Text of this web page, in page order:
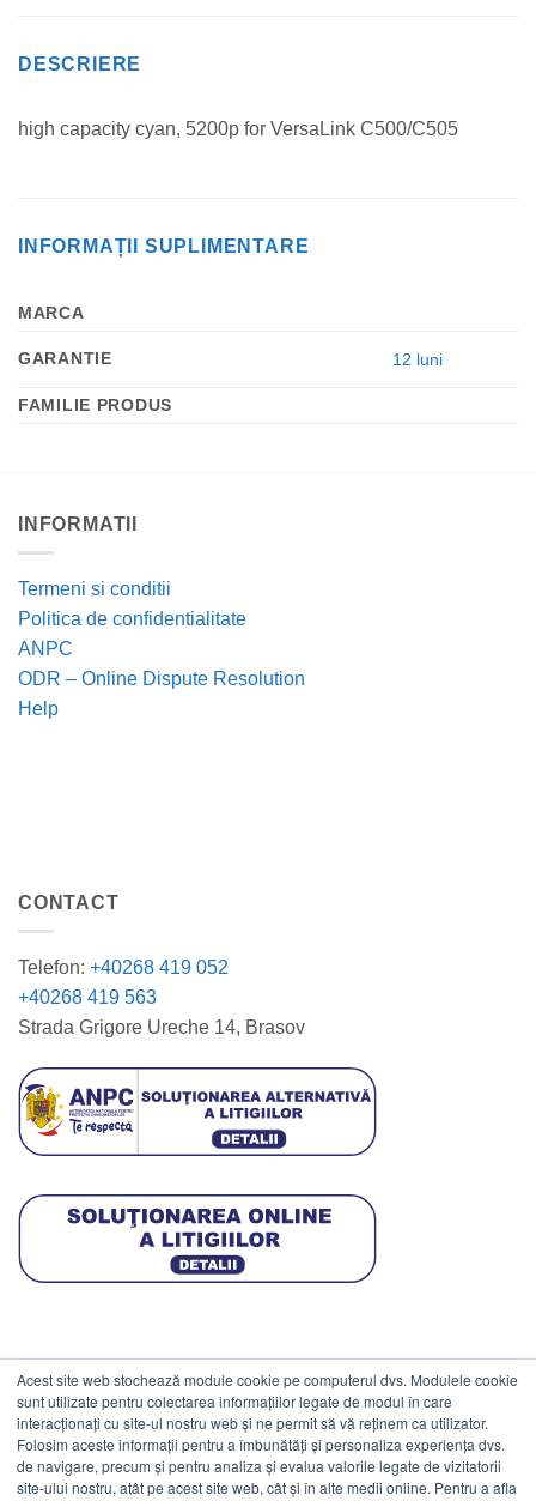
Acest site web stochează module cookie pe computerul dvs. Modulele cookie
sunt utilizate pentru colectarea informațiilor legate de modul în care
interacționați cu site-ul nostru web și ne permit să vă reținem ca utilizator.
Folosim aceste informații pentru a îmbunătăți și personaliza experiența dvs.
de navigare, precum și pentru analiza și evalua valorile legate de vizitatorii
site-ului nostru, atât pe acest site web, cât și în alte medii online. Pentru a afla
DESCRIERE
high capacity cyan, 5200p for VersaLink C500/C505
INFORMAȚII SUPLIMENTARE
MARCA
GARANTIE 12 luni
FAMILIE PRODUS
INFORMATII
Termeni si conditii
Politica de confidentialitate
ANPC
ODR – Online Dispute Resolution
Help
CONTACT
Telefon: +40268 419 052
+40268 419 563
Strada Grigore Ureche 14, Brasov
DATE COMERCIALE
ESTICO S.R.L.
CIF: RO1094402.